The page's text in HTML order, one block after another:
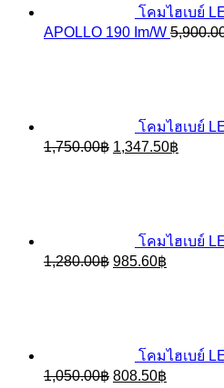
โคมไฮเบย์
APOLLO 190 Im/W
โคมไฮเบย์
1,750.00฿ Original
1,347.50฿
โคมไฮเบย์
1,280.00฿ Original
985.60฿
โคมไฮเบย์
1,050.00฿ Original
808.50฿